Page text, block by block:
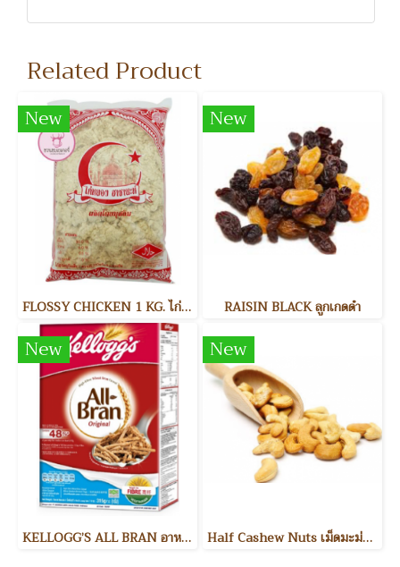
Related Product
New
FLOSSY CHICKEN 1 KG. ไก่หยอง
New
RAISIN BLACK ลูกเกดดำ
New
KELLOGG’S ALL BRAN อาหารเช้า
New
Half Cashew Nuts เม็ดมะม่วงหิมพานต์แบ่งครึ่ง